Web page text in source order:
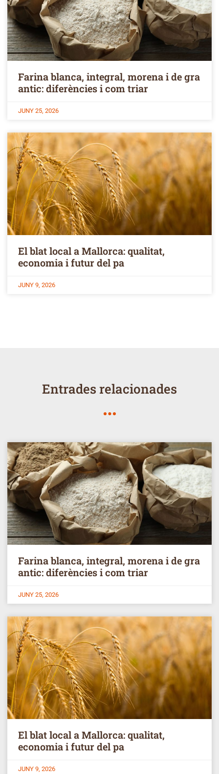
Farina blanca, integral, morena i de gra
antic: diferències i com triar
JUNY 25, 2026
El blat local a Mallorca: qualitat,
economia i futur del pa
JUNY 9, 2026
Entrades relacionades
Farina blanca, integral, morena i de gra
antic: diferències i com triar
JUNY 25, 2026
El blat local a Mallorca: qualitat,
economia i futur del pa
JUNY 9, 2026